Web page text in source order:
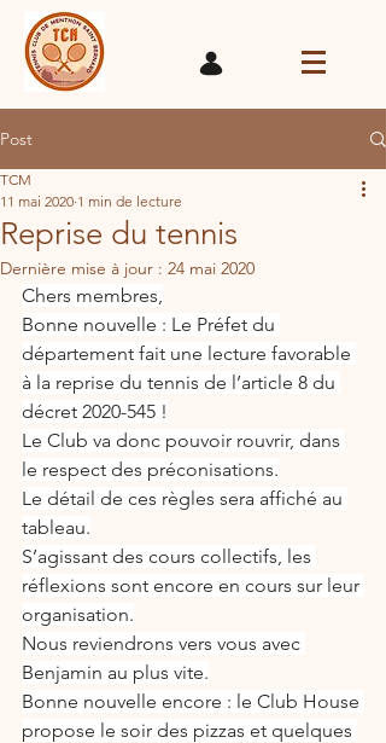
Post
Reprise du tennis
TCM
11 mai 2020 1 min de lecture
Dernière mise à jour : 24 mai 2020
Chers membres,
Bonne nouvelle : Le Préfet du
département fait une lecture favorable
à la reprise du tennis de l’article 8 du
décret 2020-545 !
Le Club va donc pouvoir rouvrir, dans
le respect des préconisations.
Le détail de ces règles sera affiché au
tableau.
S’agissant des cours collectifs, les
réflexions sont encore en cours sur leur
organisation.
Nous reviendrons vers vous avec
Benjamin au plus vite.
Bonne nouvelle encore : le Club House
propose le soir des pizzas et quelques